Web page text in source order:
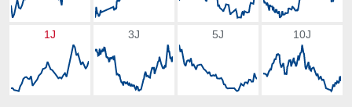
1J 3J 5J 10J